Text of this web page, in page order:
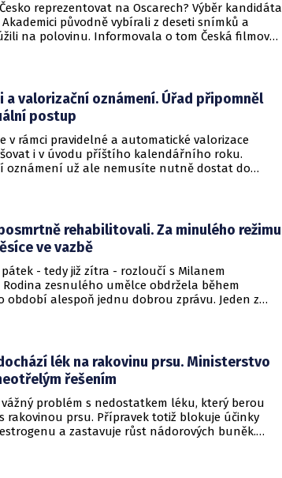
reprezentovat na Oscarech? Výběr kandidáta
Akademici původně vybírali z deseti snímků a
na polovinu. Informovala o tom Česká filmová
a valorizační oznámení. Úřad připomněl
postup
v rámci pravidelné a automatické valorizace
i v úvodu příštího kalendářního roku.
oznámení už ale nemusíte nutně dostat do
rehabilitovali. Za minulého režimu
ve vazbě
pátek - tedy již zítra - rozloučí s Milanem
Rodina zesnulého umělce obdržela během
období alespoň jednu dobrou zprávu. Jeden z
lék na rakovinu prsu. Ministerstvo
řešením
vážný problém s nedostatkem léku, který berou
rakovinou prsu. Přípravek totiž blokuje účinky
a zastavuje růst nádorových buněk.